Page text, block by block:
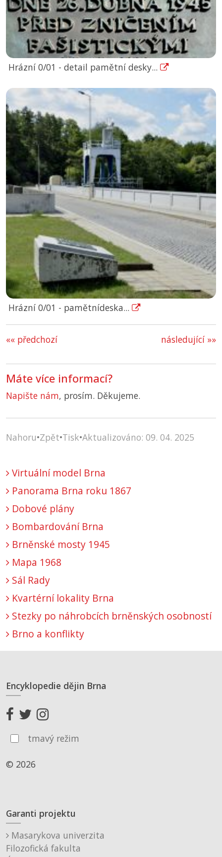
Hrázní 0/01 - detail pamětní desky...
Hrázní 0/01 - pamětnídeska...
«« předchozí následující »»
Máte více informací?
Napište nám, prosím. Děkujeme.
Nahoru•Zpět•Tisk•Aktualizováno: 09. 04. 2025
Virtuální model Brna
Panorama Brna roku 1867
Dobové plány
Bombardování Brna
Brněnské mosty 1945
Mapa 1968
Sál Rady
Kvartérní lokality Brna
Stezky po náhrobcích brněnských osobností
Brno a konflikty
Encyklopedie dějin Brna
tmavý režim
© 2026
Garanti projektu
Masarykova univerzita
Filozofická fakulta